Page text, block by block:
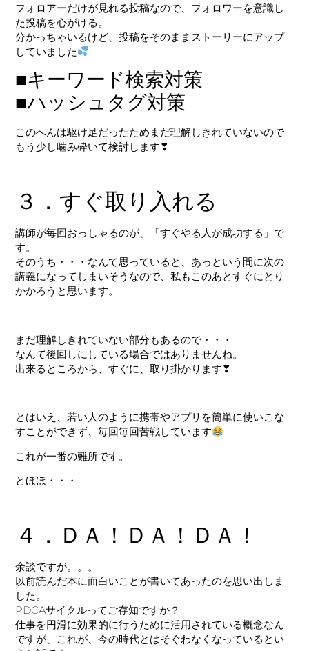
フォロアーだけが見れる投稿なので、フォロワーを意識し
た投稿を心がける。
分かっちゃいるけど、投稿をそのままストーリーにアップ
していました
■キーワード検索対策
■ハッシュタグ対策
このへんは駆け足だったためまだ理解しきれていないので
もう少し噛み砕いて検討します❣
３．すぐ取り入れる
講師が毎回おっしゃるのが、「すぐやる人が成功する」で
す。
そのうち・・・なんて思っていると、あっという間に次の
講義になってしまいそうなので、私もこのあとすぐにとり
かかろうと思います。
まだ理解しきれていない部分もあるので・・・
なんて後回しにしている場合ではありませんね。
出来るところから、すぐに、取り掛かります❣
とはいえ、若い人のように携帯やアプリを簡単に使いこな
すことができず、毎回毎回苦戦しています
これが一番の難所です。
とほほ・・・
４．ＤＡ！ＤＡ！ＤＡ！
余談ですが。。。
以前読んだ本に面白いことが書いてあったのを思い出しま
した。
PDCAサイクルってご存知ですか？
仕事を円滑に効果的に行うために活用されている概念なん
ですが、これが、今の時代とはそぐわなくなっているとい